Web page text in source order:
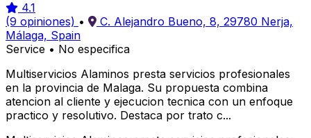
4.1
(9 opiniones) •
C. Alejandro Bueno, 8, 29780 Nerja,
Málaga, Spain
Service • No especifica
Multiservicios Alaminos presta servicios profesionales
en la provincia de Malaga. Su propuesta combina
atencion al cliente y ejecucion tecnica con un enfoque
practico y resolutivo. Destaca por trato c...